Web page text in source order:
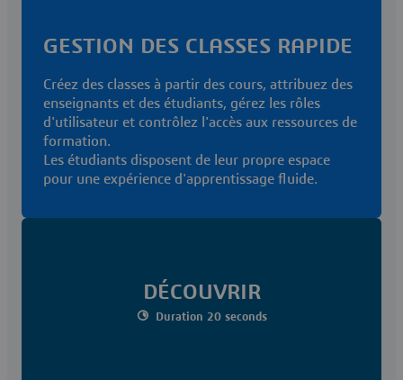
GESTION DES CLASSES RAPIDE
Créez des classes à partir des cours, attribuez des
enseignants et des étudiants, gérez les rôles
d'utilisateur et contrôlez l'accès aux ressources de
formation.
Les étudiants disposent de leur propre espace
pour une expérience d'apprentissage fluide.
DÉCOUVRIR
Duration 20 seconds